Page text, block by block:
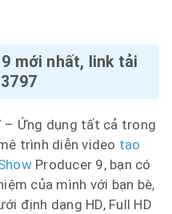
mới nhất, link tải
– Ứng dụng tất cả trong
trình diễn video tạo
Producer 9, bạn có
của mình với bạn bè,
định dạng HD, Full HD